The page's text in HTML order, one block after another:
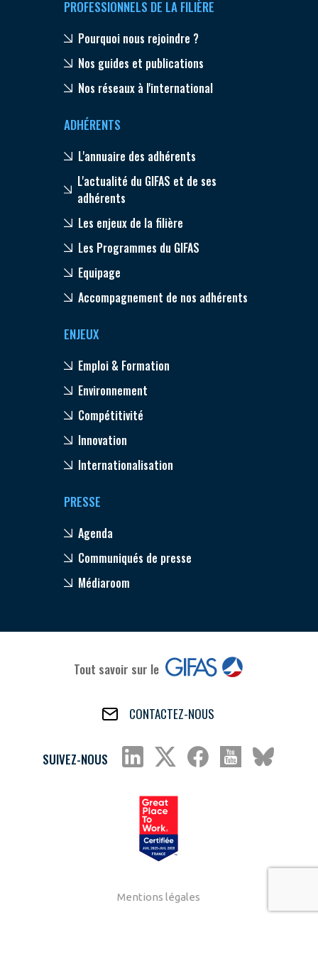
PROFESSIONNELS DE LA FILIÈRE
Pourquoi nous rejoindre ?
Nos guides et publications
Nos réseaux à l'international
ADHÉRENTS
L'annuaire des adhérents
L'actualité du GIFAS et de ses
adhérents
Les enjeux de la filière
Les Programmes du GIFAS
Equipage
Accompagnement de nos adhérents
ENJEUX
Emploi & Formation
Environnement
Compétitivité
Innovation
Internationalisation
PRESSE
Agenda
Communiqués de presse
Médiaroom
Tout savoir sur le
CONTACTEZ-NOUS
SUIVEZ-NOUS
Mentions légales